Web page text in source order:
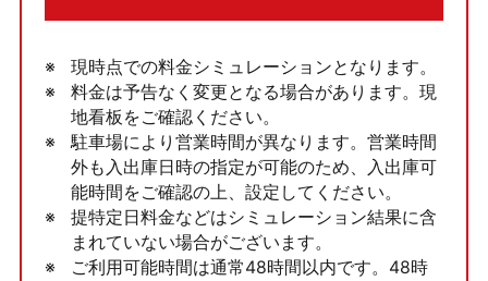
現時点での料金シミュレーションとなります。
料金は予告なく変更となる場合があります。現
地看板をご確認ください。
駐車場により営業時間が異なります。営業時間
外も入出庫日時の指定が可能のため、入出庫可
能時間をご確認の上、設定してください。
提特定日料金などはシミュレーション結果に含
まれていない場合がございます。
ご利用可能時間は通常48時間以内です。48時